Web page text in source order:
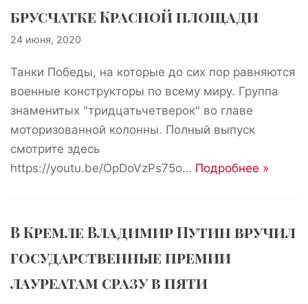
брусчатке Красной площади
24 июня, 2020
Танки Победы, на которые до сих пор равняются
военные конструкторы по всему миру. Группа
знаменитых "тридцатьчетверок" во главе
моторизованной колонны. Полный выпуск
смотрите здесь
https://youtu.be/OpDoVzPs75o… Подробнее »
В Кремле Владимир Путин вручил
государственные премии
лауреатам сразу в пяти